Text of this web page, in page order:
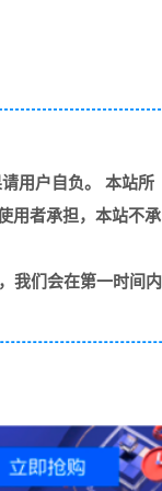
用户自负。 本站所
用者承担，本站不承
我们会在第一时间内